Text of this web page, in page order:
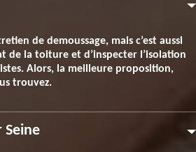
de demoussage, mais c’est aussi
de la toiture et d’inspecter l’isolation
Alors, la meilleure proposition,
trouvez.
Seine